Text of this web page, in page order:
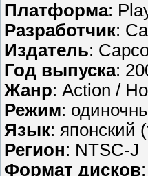
Платформа:
Разработчик:
Издатель:
Год выпуска:
Жанр: Action /
Режим:
Язык: японский
Регион: NTSC-J
Формат дисков